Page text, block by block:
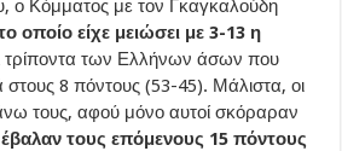
ο Κόμματος με τον Γκαγκαλούδη
οποίο είχε μειώσει με 3-13 η
τρίποντα των Ελλήνων άσων που
8 πόντους (53-45). Μάλιστα, οι
τους, αφού μόνο αυτοί σκόραραν
έβαλαν τους επόμενους 15 πόντους